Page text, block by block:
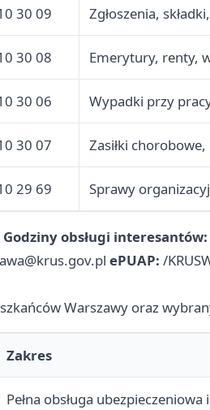
30 09 Zgłoszenia,
30 08 Emerytury, renty,
30 06 Wypadki przy
30 07 Zasiłki
29 69 Sprawy
Godziny obsługi interesantów:
ePUAP: /
Warszawy oraz
Zakres
Pełna obsługa